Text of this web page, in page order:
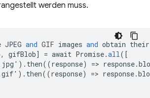
werden muss.
JPEG and GIF images and obtain their
gifBlob] = await Promise.all( [
=>
=>